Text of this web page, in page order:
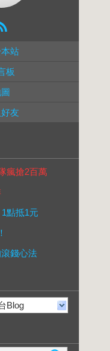
站
板
友
瘋搶2百萬
點抵1元
錢心法
Blog